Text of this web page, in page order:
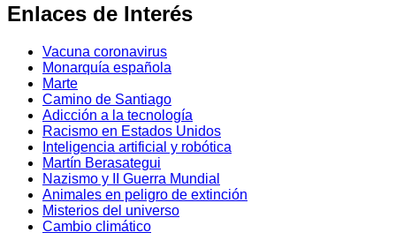
Enlaces de Interés
Vacuna coronavirus
Monarquía española
Marte
Camino de Santiago
Adicción a la tecnología
Racismo en Estados Unidos
Inteligencia artificial y robótica
Martín Berasategui
Nazismo y II Guerra Mundial
Animales en peligro de extinción
Misterios del universo
Cambio climático